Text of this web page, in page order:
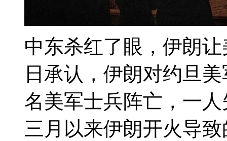
中东杀红了眼，伊朗
日承认，伊朗对约旦
名美军士兵阵亡，一
三月以来伊朗开火导